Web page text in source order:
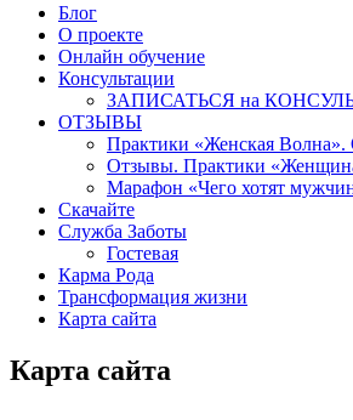
Блог
О проекте
Онлайн обучение
Консультации
ЗАПИСАТЬСЯ на
ОТЗЫВЫ
Практики «Женская
Отзывы. Практики
Марафон «Чего хотят
Скачайте
Служба Заботы
Гостевая
Карма Рода
Трансформация жизни
Карта сайта
Карта сайта